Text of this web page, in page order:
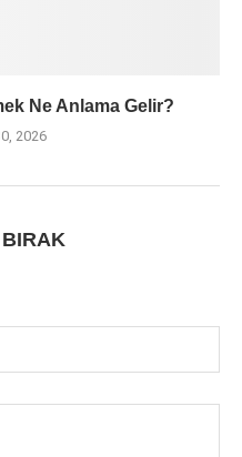
Ne Anlama Gelir?
2026